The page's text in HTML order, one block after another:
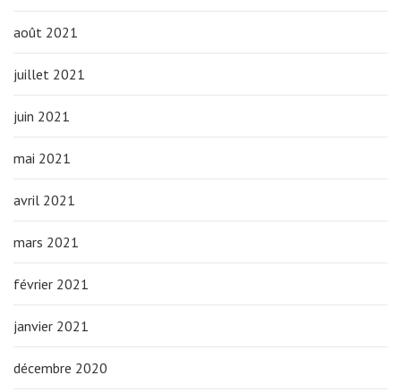
août 2021
juillet 2021
juin 2021
mai 2021
avril 2021
mars 2021
février 2021
janvier 2021
décembre 2020